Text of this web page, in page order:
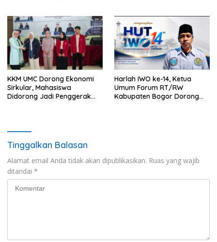
KKM UMC Dorong Ekonomi
Sirkular, Mahasiswa
Didorong Jadi Penggerak
Harlah IWO ke-14, Ketua
Umum Forum RT/RW
Kabupaten Bogor Dorong
Tinggalkan Balasan
Alamat email Anda tidak akan dipublikasikan. Ruas yang wajib
ditandai *